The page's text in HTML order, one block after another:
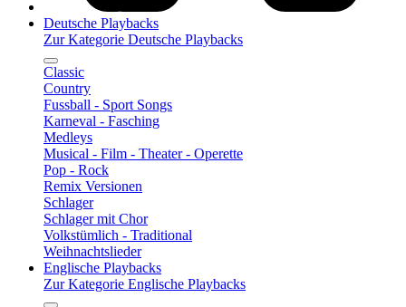
Deutsche Playbacks
Zur Kategorie Deutsche Playbacks
Classic
Country
Fussball - Sport Songs
Karneval - Fasching
Medleys
Musical - Film - Theater - Operette
Pop - Rock
Remix Versionen
Schlager
Schlager mit Chor
Volkstümlich - Traditional
Weihnachtslieder
Englische Playbacks
Zur Kategorie Englische Playbacks